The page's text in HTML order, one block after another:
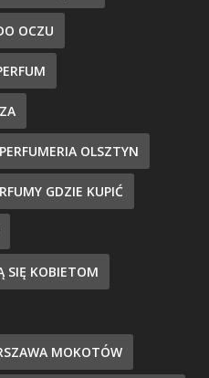
OCZU
PERFUMERIA OLSZTYN
GDZIE KUPIĆ
SIĘ KOBIETOM
MOKOTÓW